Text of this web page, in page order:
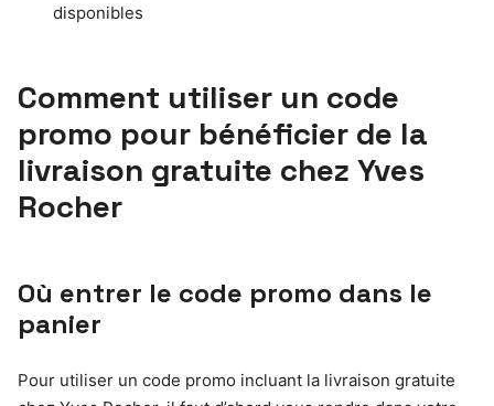
disponibles
Comment utiliser un code
promo pour bénéficier de la
livraison gratuite chez Yves
Rocher
Où entrer le code promo dans le
panier
Pour utiliser un code promo incluant la livraison gratuite